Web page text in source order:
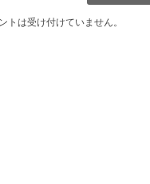
トは受け付けていません。